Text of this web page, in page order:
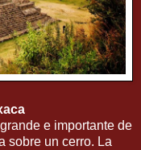
e importante de
sobre un cerro. La